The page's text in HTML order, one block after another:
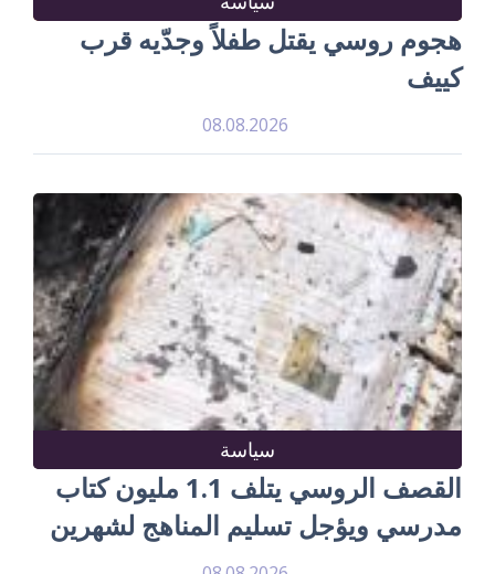
هجوم روسي يقتل طفلاً وجدّيه قرب
كييف
08.08.2026
سياسة
القصف الروسي يتلف 1.1 مليون كتاب
مدرسي ويؤجل تسليم المناهج لشهرين